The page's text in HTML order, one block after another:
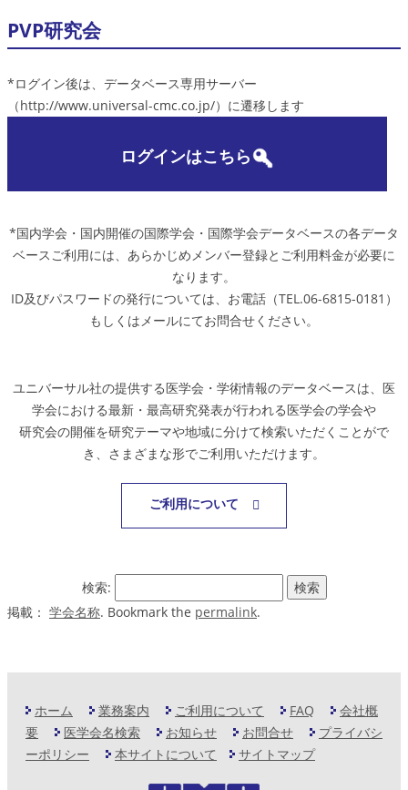
PVP研究会
*ログイン後は、データベース専用サーバー
（http://www.universal-cmc.co.jp/）に遷移します
ログインはこちら
*国内学会・国内開催の国際学会・国際学会データベースの各データ
ベースご利用には、あらかじめメンバー登録とご利用料金が必要に
なります。
ID及びパスワードの発行については、お電話（TEL.06-6815-0181）
もしくはメールにてお問合せください。
ユニバーサル社の提供する医学会・学術情報のデータベースは、医
学会における最新・最高研究発表が行われる医学会の学会や
研究会の開催を研究テーマや地域に分けて検索いただくことがで
き、さまざまな形でご利用いただけます。
ご利用について
検索:
掲載： 学会名称. Bookmark the permalink.
ホーム 業務案内 ご利用について FAQ
会社概
要
医学会名検索 お知らせ お問合せ
プライバシ
ーポリシー
本サイトについて サイトマップ